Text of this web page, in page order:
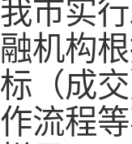
我市实
融机构
标（成
作流程